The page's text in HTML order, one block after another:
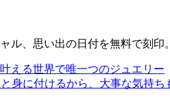
ル、思い出の日付を無料で刻印
える世界で唯一つのジュエリー
身に付けるから、大事な気持ち